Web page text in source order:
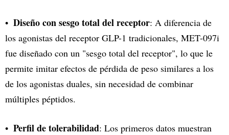
Diseño con sesgo total del receptor: A diferencia de
los agonistas del receptor GLP-1 tradicionales, MET-097i
fue diseñado con un "sesgo total del receptor", lo que le
permite imitar efectos de pérdida de peso similares a los
de los agonistas duales, sin necesidad de combinar
múltiples péptidos.
Perfil de tolerabilidad: Los primeros datos muestran